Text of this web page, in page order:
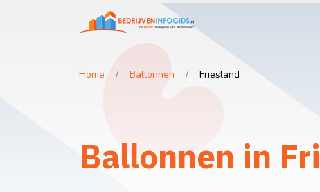
Home Ballonnen Friesland
Ballonnen in